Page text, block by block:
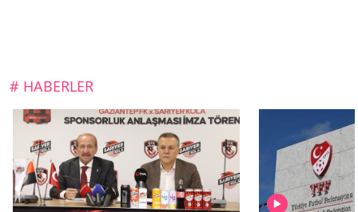
# HABERLER